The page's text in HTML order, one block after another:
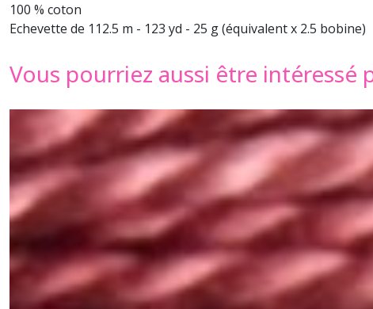
100 % coton
Echevette de 112.5 m - 123 yd - 25 g (équivalent x 2.5 bobine)
Vous pourriez aussi être intéressé